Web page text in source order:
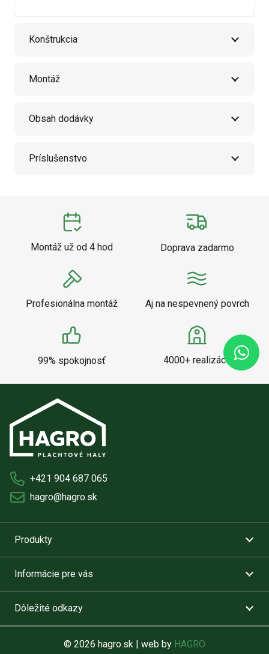
Konštrukcia
Montáž
Obsah dodávky
Príslušenstvo
Montáž už od 4 hod Doprava zadarmo
Profesionálna montáž Aj na nespevnený povrch
99% spokojnosť 4000+ realizácií
+421 904 687 065
hagro@hagro.sk
Produkty
Informácie pre vás
Dôležité odkazy
© 2026 hagro.sk | web by HAGRO